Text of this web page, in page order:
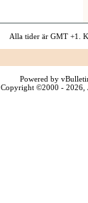
Alla tider är GMT +1.
Powered by
Copyright ©2000 - 2026,